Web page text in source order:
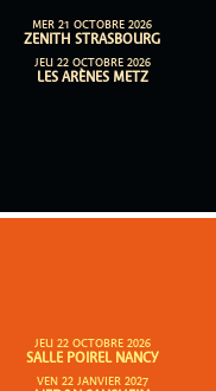
MER 21 OCTOBRE 2026
ZENITH STRASBOURG
JEU 22 OCTOBRE 2026
LES ARÈNES METZ
JEU 22 OCTOBRE 2026
SALLE POIREL NANCY
VEN 22 JANVIER 2027